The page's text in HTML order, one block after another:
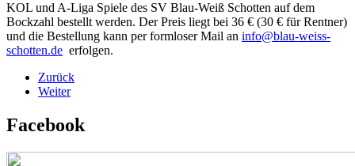
KOL und A-Liga Spiele des SV Blau-Weiß Schotten auf dem
Bockzahl bestellt werden. Der Preis liegt bei 36 € (30 € für Rentner)
und die Bestellung kann per formloser Mail an info@blau-weiss-
schotten.de erfolgen.
Zurück
Weiter
Facebook